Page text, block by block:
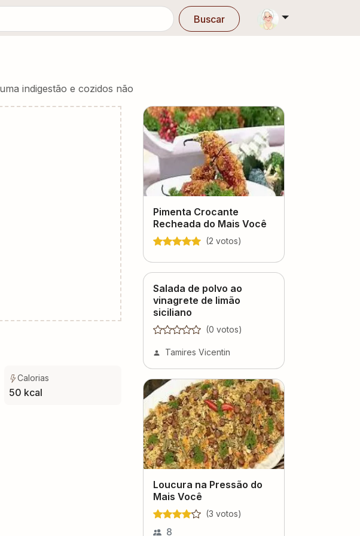
Buscar
indigestão e cozidos não
Calorias
50 kcal
Pimenta Crocante
Recheada do Mais Você
(2 votos)
Salada de polvo ao
vinagrete de limão
siciliano
(0 votos)
Tamires Vicentin
Loucura na Pressão do
Mais Você
(3 votos)
8